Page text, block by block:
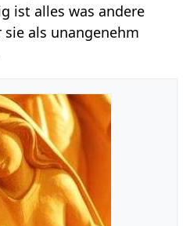
ist alles was andere
als unangenehm